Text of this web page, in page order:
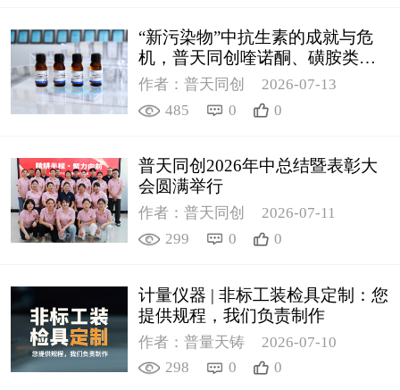
“新污染物”中抗生素的成就与危
机，普天同创喹诺酮、磺胺类质
控新品筑牢环境安全防线
作者：普天同创
2026-07-13
485
0 0
普天同创2026年中总结暨表彰大
会圆满举行
作者：普天同创
2026-07-11
299
0 0
计量仪器 | 非标工装检具定制：您
提供规程，我们负责制作
作者：普量天铸
2026-07-10
298
0 0